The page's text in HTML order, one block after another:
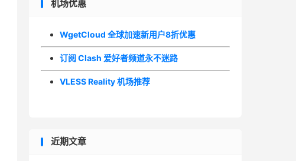
机场优惠
WgetCloud 全球加速新用户8折优惠
订阅 Clash 爱好者频道永不迷路
VLESS Reality 机场推荐
近期文章